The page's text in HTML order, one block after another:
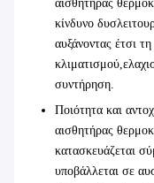
αισθητήρας
κίνδυνο
αυξάνοντας έτσι
συντήρηση.
Ποιότητα και
αισθητήρας
κατασκευάζεται
υποβάλλεται σε